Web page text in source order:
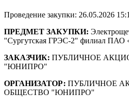
Проведение закупки: 26.05.2026
ПРЕДМЕТ ЗАКУПКИ:
"Сургутская ГРЭС-2" филиал ПАО
ЗАКАЗЧИК: ПУБЛИЧНОЕ
"ЮНИПРО"
ОРГАНИЗАТОР: ПУБЛИЧНОЕ
ОБЩЕСТВО "ЮНИПРО"